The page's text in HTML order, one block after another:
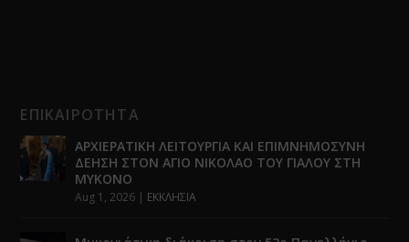
ΕΠΙΚΑΙΡΟΤΗΤΑ
ΑΡΧΙΕΡΑΤΙΚΗ ΛΕΙΤΟΥΡΓΙΑ ΚΑΙ ΕΠΙΜΝΗΜΟΣΥΝΗ
ΔΕΗΣΗ ΣΤΟΝ ΑΓΙΟ ΝΙΚΟΛΑΟ ΤΟΥ ΓΙΑΛΟΥ ΣΤΗ
ΜΥΚΟΝΟ
Aug 1, 2026 | ΕΚΚΛΗΣΙΑ